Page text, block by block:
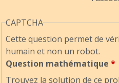
CAPTCHA
Cette question permet de
humain et non un robot.
Question mathématique *
Trouvez la solution de ce